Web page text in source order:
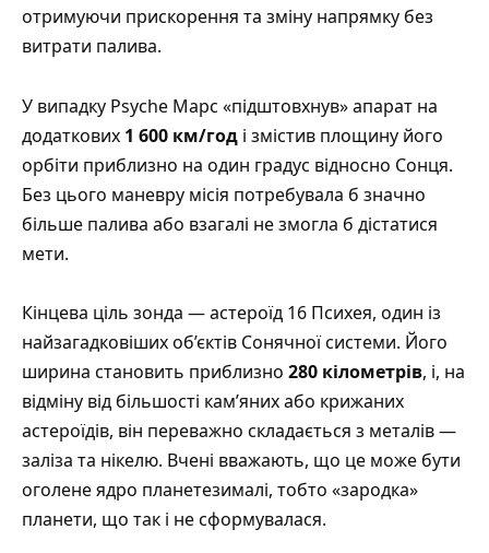
отримуючи прискорення та зміну напрямку без
витрати палива.
У випадку Psyche Марс «підштовхнув» апарат на
додаткових 1 600 км/год і змістив площину його
орбіти приблизно на один градус відносно Сонця.
Без цього маневру місія потребувала б значно
більше палива або взагалі не змогла б дістатися
мети.
Кінцева ціль зонда —астероїд 16 Психея, один із
найзагадковіших об’єктів Сонячної системи. Його
ширина становить приблизно 280 кілометрів, і, на
відміну від більшості кам’яних або крижаних
астероїдів, він переважно складається з металів —
заліза та нікелю. Вчені вважають, що це може бути
оголене ядро планетезималі, тобто «зародка»
планети, що так і не сформувалася.